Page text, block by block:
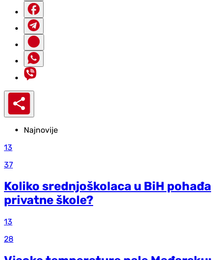
Najnovije
13
37
Koliko srednjoškolaca u BiH pohađa
privatne škole?
13
28